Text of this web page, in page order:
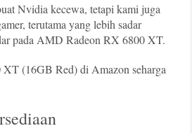
Nvidia kecewa, tetapi kami juga
terutama yang lebih sadar
pada AMD Radeon RX 6800 XT.
(16GB Red) di Amazon seharga